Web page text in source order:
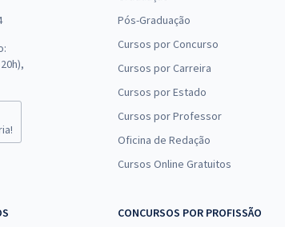
Pós-Graduação
Cursos por Concurso
Cursos por Carreira
Cursos por Estado
Cursos por Professor
Oficina de Redação
Cursos Online Gratuitos
CONCURSOS POR PROFISSÃO